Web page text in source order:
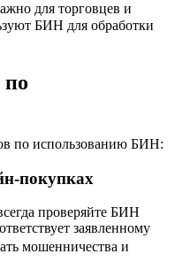
для торговцев и
БИН для обработки
по
по использованию БИН:
покупках
проверяйте БИН
заявленному
мошенничества и